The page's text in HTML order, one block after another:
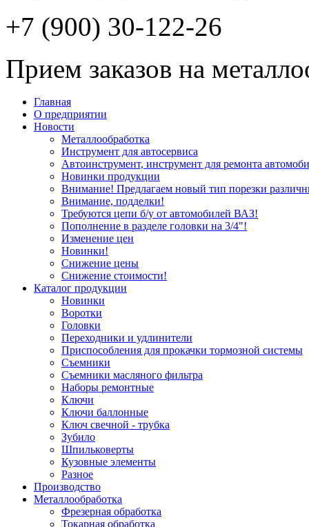
+7 (900) 30-122-26
Прием заказов на
Главная
О предприятии
Новости
Металлообработка
Инструмент для автосервиса
Автоинструмент, инструмент для ремонта
Новинки продукции
Внимание! Предлагаем новый тип порезки
Внимание, подделки!
Требуются цепи б/у от автомобилей ВАЗ!
Пополнение в разделе головки на 3/4"!
Изменение цен
Новинки!
Снижение цены
Снижение стоимости!
Каталог продукции
Новинки
Воротки
Головки
Переходники и удлинители
Приспособления для прокачки тормозной системы
Съемники
Съемники масляного фильтра
Наборы ремонтные
Ключи
Ключи баллонные
Ключ свечной - трубка
Зубило
Шпильковерты
Кузовные элементы
Разное
Производство
Металлообработка
Фрезерная обработка
Токарная обработка